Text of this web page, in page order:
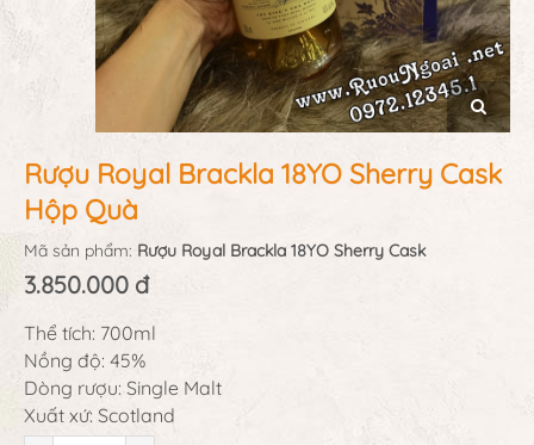
Rượu Royal Brackla 18YO Sherry Cask
Hộp Quà
Mã sản phẩm: Rượu Royal Brackla 18YO Sherry Cask
3.850.000 đ
Thể tích: 700ml
Nồng độ: 45%
Dòng rượu: Single Malt
Xuất xứ: Scotland